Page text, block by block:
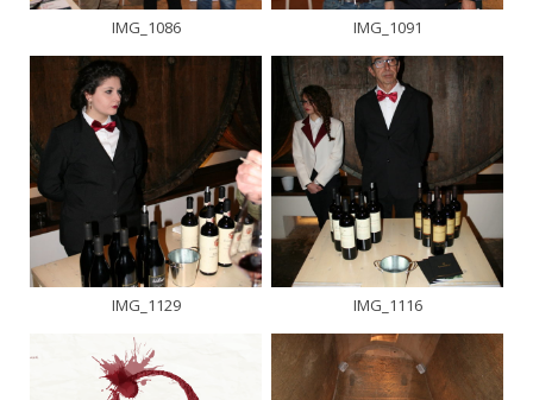
IMG_1086 IMG_1091
IMG_1129 IMG_1116